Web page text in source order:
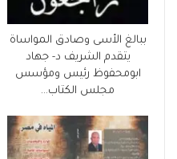
ببالغ الأسى وصادق المواساة
يتقدم الشريف د- جهاد
ابومحفوظ رئيس ومؤسس
مجلس الكتاب…